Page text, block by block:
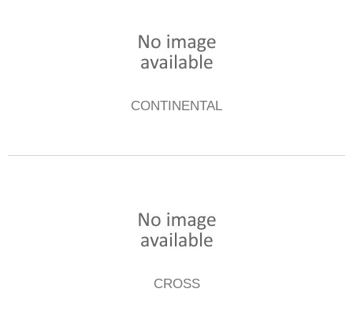
CONTINENTAL
CROSS